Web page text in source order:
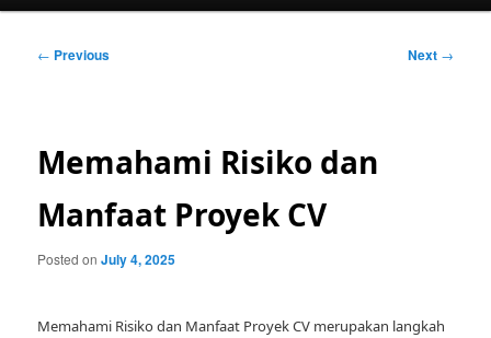
Post
← Previous Next →
Memahami Risiko dan
Manfaat Proyek CV
Posted onJuly 4, 2025
Memahami Risiko dan Manfaat Proyek CV merupakan langkah